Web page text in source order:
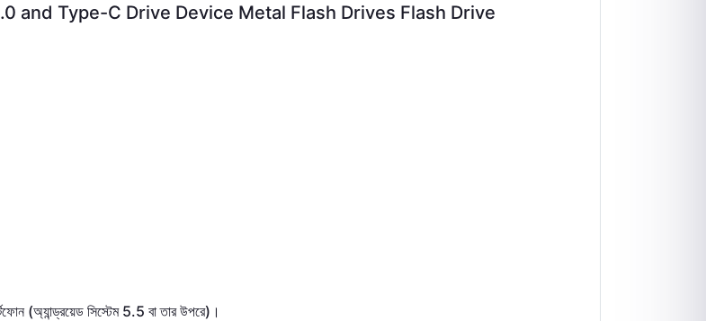
and Type-C Drive Device Metal Flash Drives Flash Drive
(অ্যান্ড্রয়েড সিস্টেম 5.5 বা তার উপরে) ।